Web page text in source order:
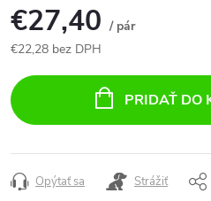
€27,40 / pár
€22,28 bez DPH
cena:
PRIDAŤ DO
Opýtať sa Strážiť